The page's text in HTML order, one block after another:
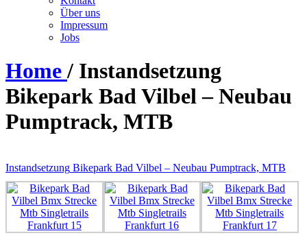
Über uns
Impressum
Jobs
Home/ Instandsetzung
Bikepark Bad Vilbel – Neubau
Pumptrack, MTB
Instandsetzung Bikepark Bad Vilbel – Neubau Pumptrack, MTB